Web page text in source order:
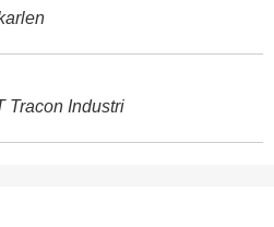
Tracon Industri